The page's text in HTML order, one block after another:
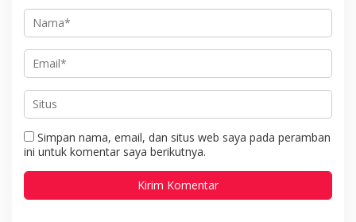
Simpan nama, email, dan situs web saya pada peramban
ini untuk komentar saya berikutnya.